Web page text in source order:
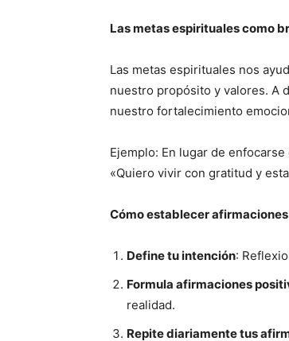
Las metas espirituales como
Las metas espirituales nos
nuestro propósito y valores. A
nuestro fortalecimiento
Ejemplo: En lugar de
«Quiero vivir con gratitud y
Cómo establecer
Define tu intención:
Formula afirmaciones
realidad.
Repite diariamente tus